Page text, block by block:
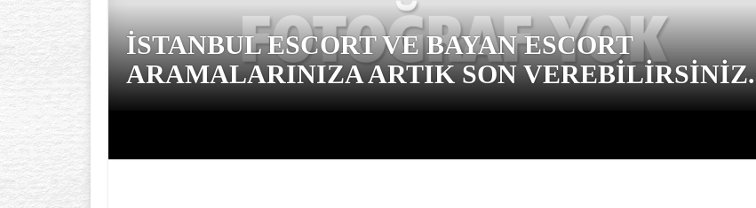
İSTANBUL ESCORT VE BAYAN ESCORT
ARAMALARINIZA ARTIK SON VEREBILIRSINIZ.